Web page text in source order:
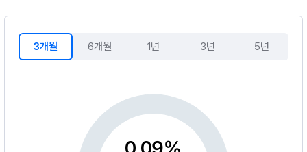
3개월 6개월 1년 3년 5년